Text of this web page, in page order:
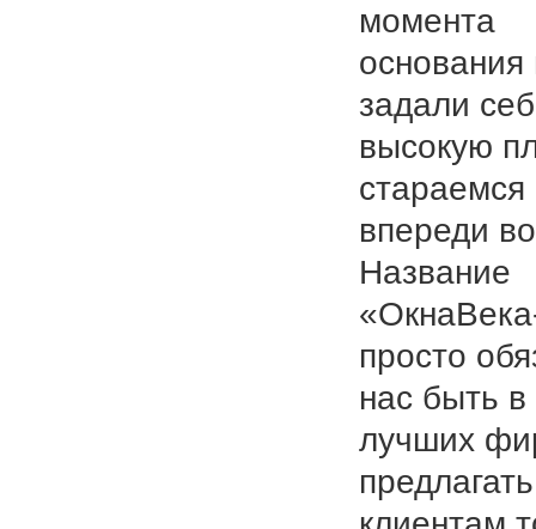
момента
задали
высокую
впереди
Название
просто
нас быть в
лучших